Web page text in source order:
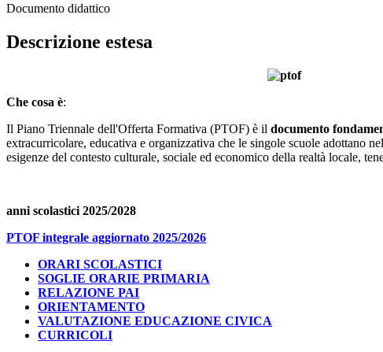
Documento didattico
Descrizione estesa
Che cosa è:
Il Piano Triennale dell'Offerta Formativa (PTOF) è il documento
extracurricolare, educativa e organizzativa che le singole scuole adottano
esigenze del contesto culturale, sociale ed economico della realtà locale,
anni scolastici 2025/2028
PTOF integrale aggiornato 2025/2026
ORARI SCOLASTICI
SOGLIE ORARIE PRIMARIA
RELAZIONE PAI
ORIENTAMENTO
VALUTAZIONE EDUCAZIONE CIVICA
CURRICOLI